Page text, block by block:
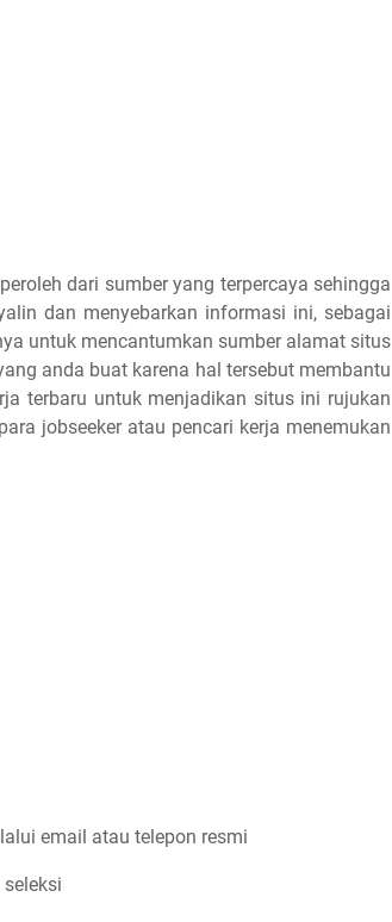
dari sumber yang terpercaya sehingga
dan menyebarkan informasi ini, sebagai
untuk mencantumkan sumber alamat situs
anda buat karena hal tersebut membantu
terbaru untuk menjadikan situs ini rujukan
jobseeker atau pencari kerja menemukan
email atau telepon resmi